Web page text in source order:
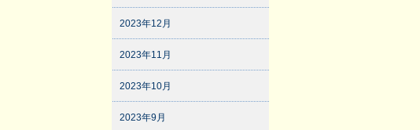
2023年12月
2023年11月
2023年10月
2023年9月